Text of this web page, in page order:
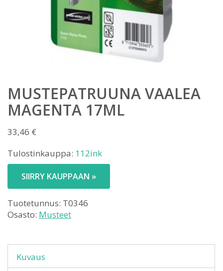
MUSTEPATRUUNA VAALEA
MAGENTA 17ML
33,46 €
Tulostinkauppa: 112ink
SIIRRY KAUPPAAN »
Tuotetunnus: T0346
Osasto: Musteet
Kuvaus